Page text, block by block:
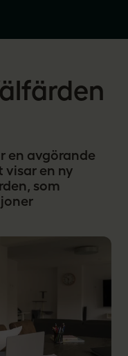
en avgörande
visar en ny
som